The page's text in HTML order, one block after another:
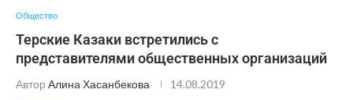
Общество
Терские Казаки встретились с
представителями общественных организаций
Автор Алина Хасанбекова 14.08.2019